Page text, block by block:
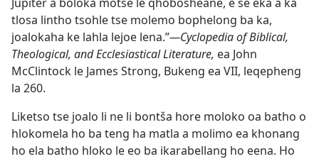
tlosa lintho tsohle tse molemo bophelong ba ka,
joalokaha ke lahla lejoe lena.”—Cyclopedia of Biblical,
Theological, and Ecclesiastical Literature, ea John
McClintock le James Strong, Bukeng ea VII, leqepheng
la 260.
Liketso tse joalo li ne li bontša hore moloko oa batho o
hlokomela ho ba teng ha matla a molimo ea khonang
ho ela batho hloko le eo ba ikarabellang ho eena. Ho